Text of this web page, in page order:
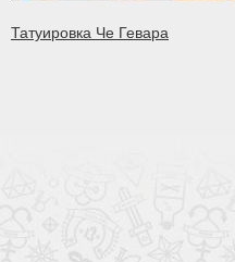
Татуировка Че Гевара